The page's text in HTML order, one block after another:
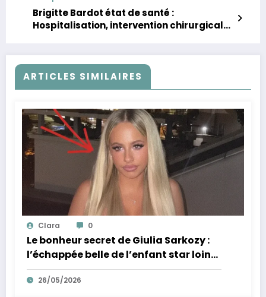
Brigitte Bardot état de santé :
Hospitalisation, intervention chirurgicale
ARTICLES SIMILAIRES
Clara 0
Le bonheur secret de Giulia Sarkozy :
l’échappée belle de l’enfant star loin
des tumultes familiaux.
26/05/2026